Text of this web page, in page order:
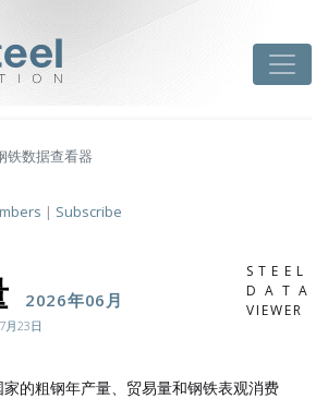
铁数据查看器
| Subscribe
STEEL
DATA
VIEWER
2026年06月
月23日
的粗钢年产量、贸易量和钢铁表观消费